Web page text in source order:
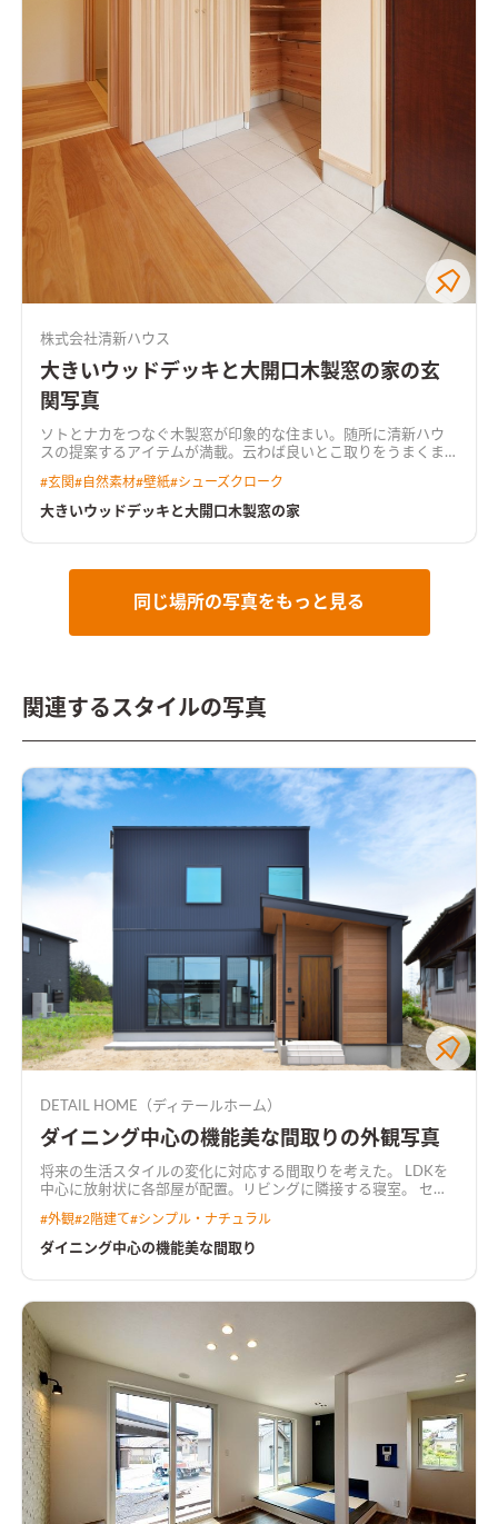
株式会社清新ハウス
大きいウッドデッキと大開口木製窓の家の玄
関写真
ソトとナカをつなぐ木製窓が印象的な住まい。随所に清新ハウ
スの提案するアイテムが満載。云わば良いとこ取りをうまくま
た、ぐるぐる回れる家事導線にも注目の住まい。 プライベート
感高い高床式ウッドデッキには木塀とベンチを備えて充実させ
シンボルツリーが顔を出す。 和室は4.5帖と大きくはないが、坪
庭を設けソトへ視界が抜け広がりが感じる設計。板塀を設け、プ
ライバシーにも配慮し落ち着く空間となった。 オリジナル階段
#玄関#自然素材#壁紙#シューズクローク
大きいウッドデッキと大開口木製窓の家
同じ場所の写真をもっと見る
関連するスタイルの写真
DETAIL HOME（ディテールホーム）
ダイニング中心の機能美な間取りの外観写真
将来の生活スタイルの変化に対応する間取りを考えた。 LDKを
中心に放射状に各部屋が配置。リビングに隣接する寝室。 セン
て暮らしが想像できる間取り。
#外観#2階建て #シンプル・ナチュラル
ダイニング中心の機能美な間取り